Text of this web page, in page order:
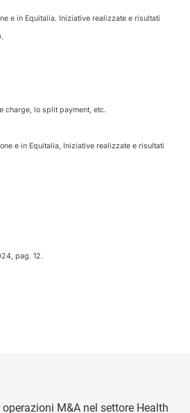
e in Equitalia. Iniziative realizzate e risultati
charge, lo split payment, etc.
e in Equitalia, Iniziative realizzate e risultati
pag. 12.
operazioni M&A nel settore Health